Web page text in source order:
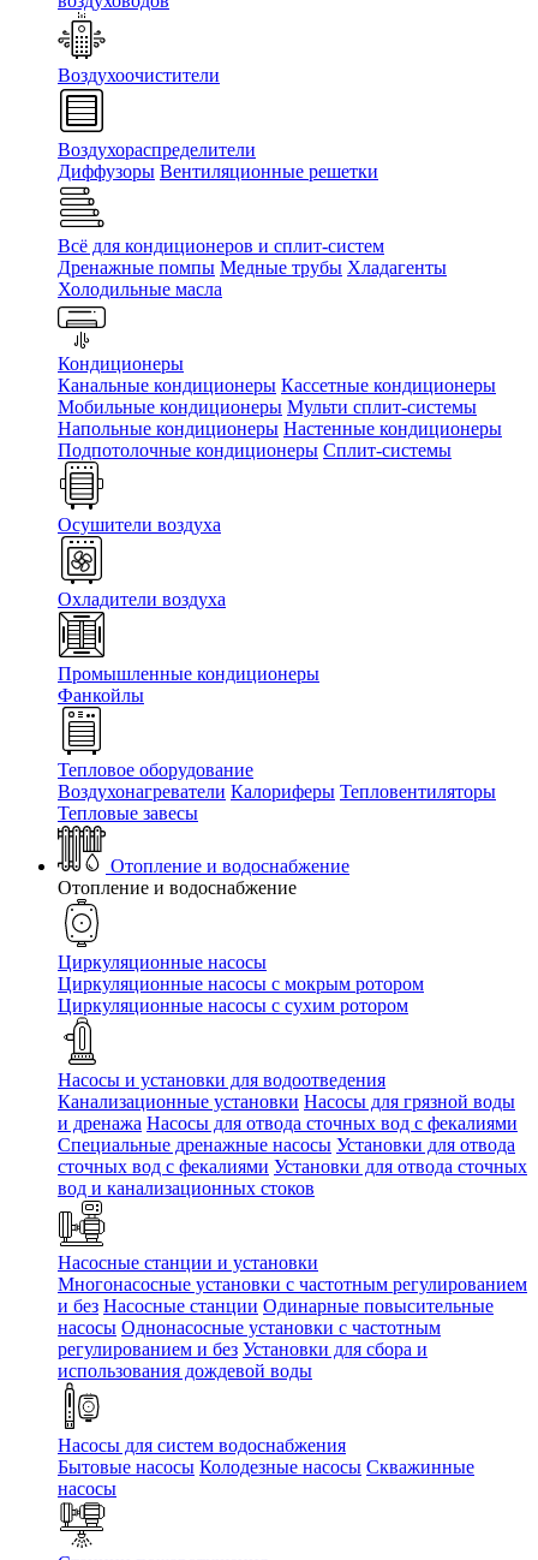
Воздухоочистители
Воздухораспределители
Диффузоры Вентиляционные решетки
Всё для кондиционеров и сплит-систем
Дренажные помпы Медные трубы Хладагенты
Холодильные масла
Кондиционеры
Канальные кондиционеры Кассетные кондиционеры
Мобильные кондиционеры Мульти сплит-системы
Напольные кондиционеры Настенные кондиционеры
Подпотолочные кондиционеры Сплит-системы
Осушители воздуха
Охладители воздуха
Промышленные кондиционеры
Фанкойлы
Тепловое оборудование
Воздухонагреватели Калориферы Тепловентиляторы
Тепловые завесы
Отопление и водоснабжение
Отопление и водоснабжение
Циркуляционные насосы
Циркуляционные насосы с мокрым ротором
Циркуляционные насосы с сухим ротором
Насосы и установки для водоотведения
Канализационные установки Насосы для грязной воды
и дренажа Насосы для отвода сточных вод c фекалиями
Специальные дренажные насосы Установки для отвода
сточных вод c фекалиями Установки для отвода сточных
вод и канализационных стоков
Насосные станции и установки
Многонасосные установки с частотным регулированием
и без Насосные станции Одинарные повысительные
насосы Однонасосные установки с частотным
регулированием и без Установки для сбора и
использования дождевой воды
Насосы для систем водоснабжения
Бытовые насосы Колодезные насосы Скважинные
насосы